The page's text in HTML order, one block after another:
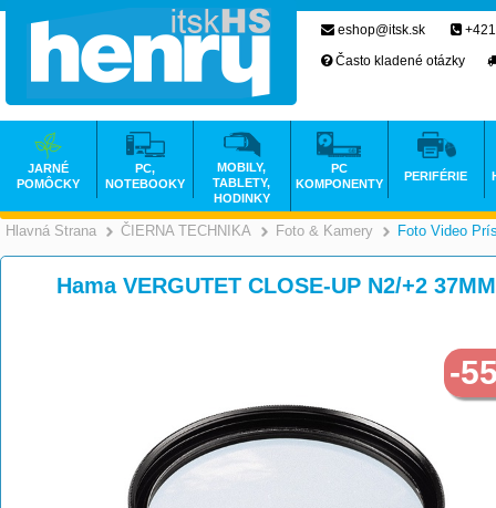
Hlavná Strana >
ČIERNA TECHNIKA >
Foto & Kamery Foto Video
Hama VERGUTET CLOSE-UP N2/+2 37MM
-
eshop@itsk.sk
Často kladené otázky
JARNÉ
POMÔCKY
PC,
NOTEBOOKY
MOBILY,
TABLETY,
HODINKY
PC
KOMPONENTY
PERIFÉRIE